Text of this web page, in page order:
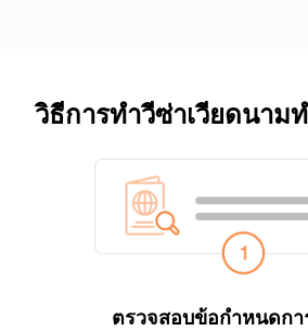
วิธีการทำวีซ่าเวียดนาม
ตรวจสอบข้อกำหนดกา